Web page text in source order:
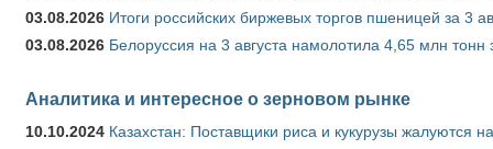
03.08.2026 Итоги российских биржевых торгов пшеницей за 3
03.08.2026 Белоруссия на 3 августа намолотила 4,65 млн тонн
Аналитика и интересное о зерновом рынке
10.10.2024 Казахстан: Поставщики риса и кукурузы жалуются